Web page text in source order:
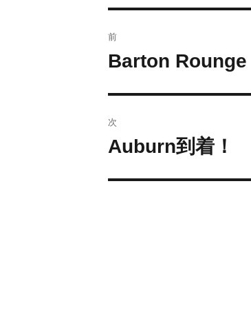
前
Barton Rounge
次
Auburn到着！